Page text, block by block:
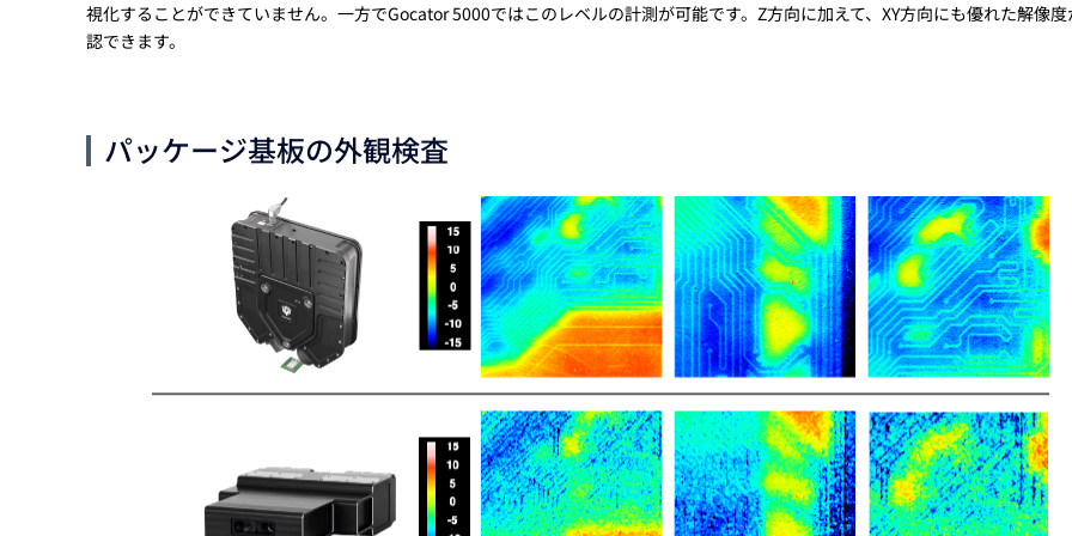
視化することができていません。一方でGocator 5000ではこのレベルの計測が可能です。Z方向に加えて、XY方向にも優れた解像度
認できます。
パッケージ基板の外観検査